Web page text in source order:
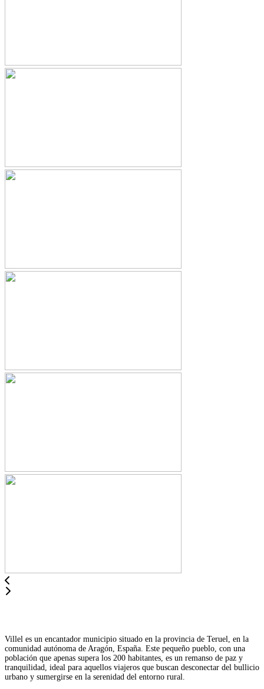
Villel es un encantador municipio situado en la provincia de Teruel, en la
comunidad autónoma de Aragón, España. Este pequeño pueblo, con una
población que apenas supera los 200 habitantes, es un remanso de paz y
tranquilidad, ideal para aquellos viajeros que buscan desconectar del bullicio
urbano y sumergirse en la serenidad del entorno rural.